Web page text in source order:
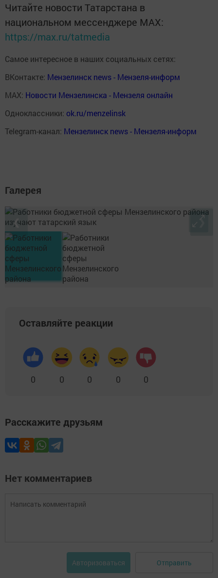
Читайте новости Татарстана в
национальном мессенджере MАХ:
https://max.ru/tatmedia
Самое интересное в наших социальных сетях:
ВКонтакте: Мензелинск news - Мензеля-информ
MAX: Новости Мензелинска - Мензеля онлайн
Одноклассники: ok.ru/menzelinsk
Telegram-канал: Мензелинск news - Мензеля-информ
Галерея
❮ ❯
Оставляйте реакции
0 0 0 0 0
Расскажите друзьям
Нет комментариев
Авторизоваться Отправить